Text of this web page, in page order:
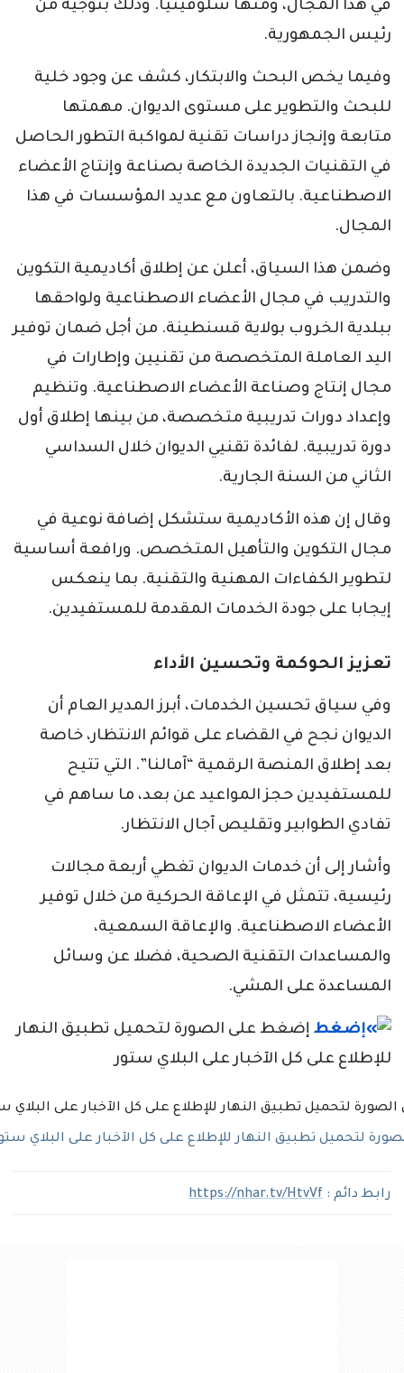
في هذا المجال، ومنها سلوفينيا. وذلك بتوجيه من
رئيس الجمهورية.
وفيما يخص البحث والابتكار، كشف عن وجود خلية
للبحث والتطوير على مستوى الديوان. مهمتها
متابعة وإنجاز دراسات تقنية لمواكبة التطور الحاصل
في التقنيات الجديدة الخاصة بصناعة وإنتاج الأعضاء
الاصطناعية. بالتعاون مع عديد المؤسسات في هذا
المجال.
وضمن هذا السياق، أعلن عن إطلاق أكاديمية التكوين
والتدريب في مجال الأعضاء الاصطناعية ولواحقها
ببلدية الخروب بولاية قسنطينة. من أجل ضمان توفير
اليد العاملة المتخصصة من تقنيين وإطارات في
مجال إنتاج وصناعة الأعضاء الاصطناعية. وتنظيم
وإعداد دورات تدريبية متخصصة، من بينها إطلاق أول
دورة تدريبية. لفائدة تقنيي الديوان خلال السداسي
الثاني من السنة الجارية.
وقال إن هذه الأكاديمية ستشكل إضافة نوعية في
مجال التكوين والتأهيل المتخصص. ورافعة أساسية
لتطوير الكفاءات المهنية والتقنية. بما ينعكس
إيجابا على جودة الخدمات المقدمة للمستفيدين.
تعزيز الحوكمة وتحسين الأداء
وفي سياق تحسين الخدمات، أبرز المدير العام أن
الديوان نجح في القضاء على قوائم الانتظار، خاصة
بعد إطلاق المنصة الرقمية “آمالنا”. التي تتيح
للمستفيدين حجز المواعيد عن بعد، ما ساهم في
تفادي الطوابير وتقليص آجال الانتظار.
وأشار إلى أن خدمات الديوان تغطي أربعة مجالات
رئيسية، تتمثل في الإعاقة الحركية من خلال توفير
الأعضاء الاصطناعية. والإعاقة السمعية،
والمساعدات التقنية الصحية، فضلا عن وسائل
المساعدة على المشي.
إضغط على الصورة لتحميل تطبيق النهار
للإطلاع على كل الآخبار على البلاي ستور
لتحميل تطبيق النهار للإطلاع على كل الآخبار على البلاي
رابط دائم : https://nhar.tv/HtvVf